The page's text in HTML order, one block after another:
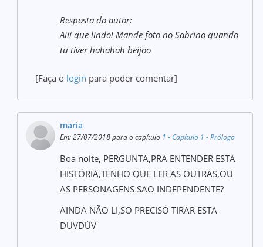
Resposta do autor:
Aiii que lindo! Mande foto no Sabrino quando
tu tiver hahahah beijoo
[Faça o login para poder comentar]
maria
Em: 27/07/2018 para o capítulo 1 - Capítulo 1 - Prólogo
Boa noite, PERGUNTA,PRA ENTENDER ESTA
HISTÓRIA,TENHO QUE LER AS OUTRAS,OU
AS PERSONAGENS SAO INDEPENDENTE?
AINDA NÃO LI,SO PRECISO TIRAR ESTA
DUVDÚV